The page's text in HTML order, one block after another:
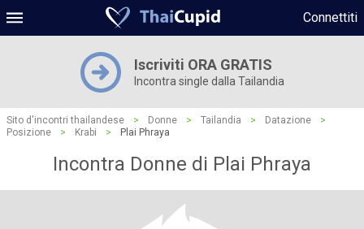
Connettiti
Iscriviti ORA GRATIS
Incontra single dalla Tailandia
Sito d'incontri thailandese > Donne > Tailandia > Datazione
>
Posizione
> Krabi > Plai Phraya
Incontra Donne di Plai Phraya